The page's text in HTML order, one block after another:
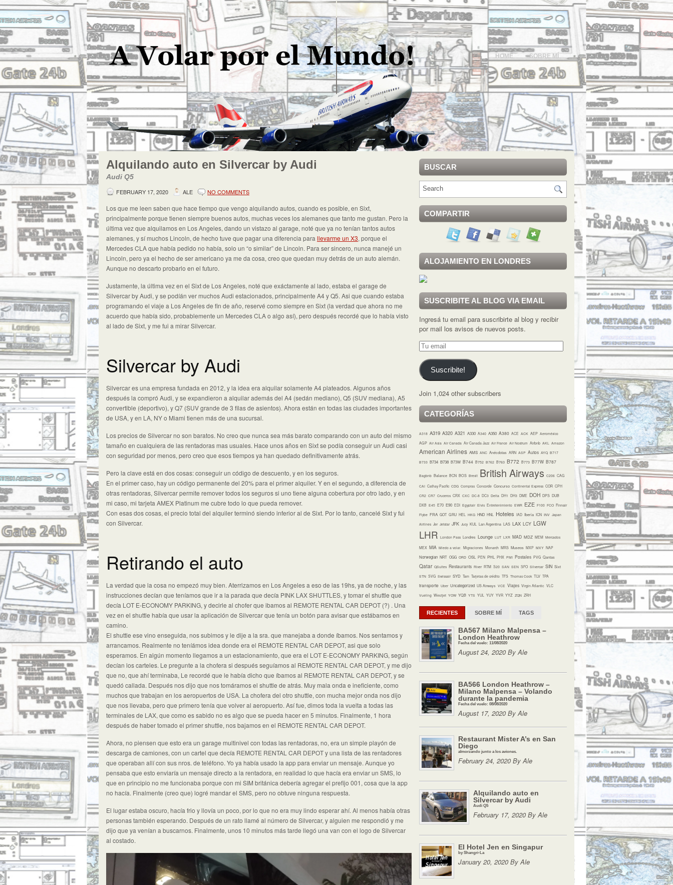
HOME SOBRE MÍ
Alquilando auto en Silvercar by Audi
Audi Q5
FEBRUARY 17, 2020
ALE NO COMMENTS
Los que me leen saben que hace tiempo que vengo alquilando autos, cuando es posible, en Sixt,
principalmente porque tienen siempre buenos autos, muchas veces los alemanes que tanto me gustan. Pero la
última vez que alquilamos en Los Angeles, dando un vistazo al garage, noté que ya no tenían tantos autos
alemanes, y sí muchos Lincoln, de hecho tuve que pagar una diferencia para llevarme un X3, porque el
Mercedes CLA que había pedido no había, solo un “o similar” de Lincoln. Para ser sincero, nunca manejé un
Lincoln, pero ya el hecho de ser americano ya me da cosa, creo que quedan muy detrás de un auto alemán.
Aunque no descarto probarlo en el futuro.
Justamente, la última vez en el Sixt de Los Angeles, noté que exáctamente al lado, estaba el garage de
Silvercar by Audi, y se podíán ver muchos Audi estacionados, principalmente A4 y Q5. Asi que cuando estaba
programando el viaje a Los Angeles de fin de año, reservé como siempre en Sixt (la verdad que ahora no me
acuerdo que había sido, probablemente un Mercedes CLA o algo así), pero después recordé que lo había visto
al lado de Sixt, y me fui a mirar Silvercar.
Silvercar by Audi
Silvercar es una empresa fundada en 2012, y la idea era alquilar solamente A4 plateados. Algunos años
después la compró Audi, y se expandieron a alquilar además del A4 (sedán mediano), Q5 (SUV mediana), A5
convertible (deportivo), y Q7 (SUV grande de 3 filas de asientos). Ahora están en todas las ciudades importantes
de USA, y en LA, NY o Miami tienen más de una sucursal.
Los precios de Silvercar no son baratos. No creo que nunca sea más barato comparando con un auto del mismo
tamaño en cualquiera de las rentadoras mas usuales. Hace unos años en Sixt se podía conseguir un Audi casi
con seguridad por menos, pero creo que esos tiempos ya han quedado definitivamente atrás.
Pero la clave está en dos cosas: conseguir un código de descuento, y en los seguros.
En el primer caso, hay un código permanente del 20% para el primer alquiler. Y en el segundo, a diferencia de
otras rentadoras, Silvercar permite remover todos los seguros si uno tiene alguna cobertura por otro lado, y en
mi caso, mi tarjeta AMEX Platinum me cubre todo lo que pueda remover.
Con esas dos cosas, el precio total del alquiler terminó siendo inferior al de Sixt. Por lo tanto, cancelé Sixt y fui
con Silvercar.
Retirando el auto
La verdad que la cosa no empezó muy bien. Aterrizamos en Los Angeles a eso de las 19hs, ya de noche, y las
instrucciones decían que teníamos que ir a la parada que decía PINK LAX SHUTTLES, y tomar el shuttle que
decía LOT E-ECONOMY PARKING, y decirle al chofer que ibamos al REMOTE RENTAL CAR DEPOT (?) . Una
vez en el shuttle había que usar la aplicación de Silvercar que tenía un botón para avisar que estábamos en
camino.
El shuttle ese vino enseguida, nos subimos y le dije a la sra. que manejaba a donde íbamos. Nos sentamos y
arrancamos. Realmente no teníámos idea donde era el REMOTE RENTAL CAR DEPOT, asi que solo
esperamos. En algún momento llegamos a un estacionamiento, que era el LOT E-ECONOMY PARKING, según
decían los carteles. Le pregunte a la chofera si después seguíamos al REMOTE RENTAL CAR DEPOT, y me dijo
que no, que ahí terminaba, Le recordé que le había dicho que íbamos al REMOTE RENTAL CAR DEPOT, y se
quedó callada. Después nos dijo que nos tomáramos el shuttle de atrás. Muy mala onda e ineficiente, como
muchos que trabajan en los aeropuertos de USA. La chofera del otro shuttle, con mucha mejor onda nos dijo
que nos llevaba, pero que primero tenía que volver al aeropuerto. Así fue, dimos toda la vuelta a todas las
terminales de LAX, que como es sabido no es algo que se pueda hacer en 5 minutos. Finalmente, 1 hora
después de haber tomado el primer shuttle, nos bajamos en el REMOTE RENTAL CAR DEPOT.
Ahora, no piensen que esto era un garage multinivel con todas las rentadoras, no, era un simple playón de
descarga de camiones, con un cartel que decía REMOTE RENTAL CAR DEPOT y una lista de las rentadores
que operaban allí con sus nros. de teléfono. Yo ya había usado la app para enviar un mensaje. Aunque yo
pensaba que esto enviaría un mensaje directo a la rentadora, en realidad lo que hacía era enviar un SMS, lo
que en principio no me funcionaba porque con mi SIM británica debería agregar el prefijo 001, cosa que la app
no hacía. Finalmente (creo que) logré mandar el SMS, pero no obtuve ninguna respuesta.
El lugar estaba oscuro, hacía frio y llovía un poco, por lo que no era muy lindo esperar ahí. Al menos había otras
personas también esperando. Después de un rato llamé al número de Silvercar, y alguien me respondió y me
dijo que ya venían a buscarnos. Finalmente, unos 10 minutos más tarde llegó una van con el logo de Silvercar
al costado.
BUSCAR
COMPARTIR
ALOJAMIENTO EN LONDRES
SUSCRIBITE AL BLOG VIA EMAIL
Ingresá tu email para suscribirte al blog y recibir
por mail los avisos de nuevos posts.
Tu
email
Suscribite!
Join 1,024 other subscribers
CATEGORÍAS
A318 A319 A320 A321 A330 A340 A350 A380 ACE ACK AEP Aeroméxico
AGP Air Asia Air Canada Air Canada Jazz Air France Air Nostrum Airbnb AKL Amazon
American Airlines AMS ANC Anécdotas ARN ASP Autos AYQ B717
B733 B734 B738 B73W B744 B752 B762 B763 B772 B773 B77W B787
Bagbnb Balance BCN BOS Brexit British Airways C206 CAG
CAI Cathay Pacific CDG Compras Concorde Concurso Continental Express COR CPH
CR2 CR7 Cruceros CRX CXC DC-8 DC3 Delta DH1 DH3 DME DOH DPS DUB
DXB E45 E70 E90 EDI Egyptair Elvis Entretenimiento EWR EZE F100 FCO Finnair
Flybe FRA GOT GRU HEL HKG HND HNL Hoteles IAD Iberia ICN INV Japan
Airlines Jer Jetstar JFK Jucy KUL Lan Argentina LAS LAX LCY LGW
LHR London Pass Londres Lounge LUT LXR MAD MDZ MEM Mercados
MEX MIA Miedo a volar. Migraciones Monarch MRS Museos MXP MXY NAP
Norwegian NRT OGG ORD OSL PEN PHL PHX PMI Postales PVG Qantas
Qatar QSuites Restaurants River RTM S20 SAN SEN SFO Silvercar SIN Sixt
STN SVG Swissair SYD Tam Tarjetas de crédito TFS Thomas Cook TLV TPA
transporte Uber Uncategorized US Airways VCE Viajes Virgin Atlantic VLC
Vueling Westjet YOW YQB YTS YUL YUY YVR YYZ ZQN ZRH
RECIENTES SOBRE MÍ TAGS
BA567 Milano Malpensa –
London Heathrow
Fecha del vuelo: 11/08/2020
August 24, 2020 By Ale
BA566 London Heathrow –
Milano Malpensa – Volando
durante la pandemia
Fecha del vuelo: 08/08/2020
August 17, 2020 By Ale
Restaurant Mister A’s en San
Diego
almorzando junto a los aviones.
February 24, 2020 By Ale
Alquilando auto en
Silvercar by Audi
Audi Q5
February 17, 2020 By Ale
El Hotel Jen en Singapur
by Shangri-La
January 20, 2020 By Ale